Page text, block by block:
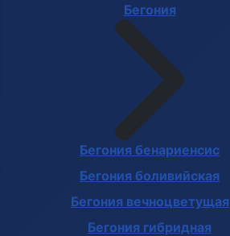
Бегония
Бегония бенариенсис
Бегония боливийская
Бегония вечноцветущая
Бегония гибридная